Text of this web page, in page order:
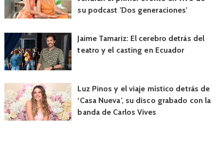
su podcast 'Dos generaciones'
Jaime Tamariz: El cerebro detrás del
teatro y el casting en Ecuador
Luz Pinos y el viaje místico detrás de
‘Casa Nueva’, su disco grabado con la
banda de Carlos Vives